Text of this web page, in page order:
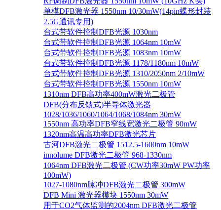
单模DFB激光器 1550nm 10/30mW(14pin蝶形封装
2.5G通讯专用)
台式带软件控制DFB光源 1030nm
台式带软件控制DFB光源 1064nm 10mW
台式带软件控制DFB光源 1083nm 10mW
台式带软件控制DFB光源 1178/1180nm 10mW
台式带软件控制DFB光源 1310/2050nm 2/10mW
台式带软件控制DFB光源 1550nm 10mW
1310nm DFB高功率400mW激光二极管
DFB(分布反馈式)半导体激光器
1028/1036/1060/1064/1068/1084nm 30mW
1550nm 高功率DFB窄线宽激光二极管 90mW
1320nm高温高功率DFB激光芯片
古河DFB激光二极管 1512.5-1600nm 10mW
innolume DFB激光二极管 968-1330nm
1064nm DFB激光二极管 (CW功率30mW PW功率
100mW)
1027-1080nm脉冲DFB激光二极管 300mW
DFB Mini 激光器模块 1550nm 30mW
用于CO2气体监测的2004nm DFB激光二极管